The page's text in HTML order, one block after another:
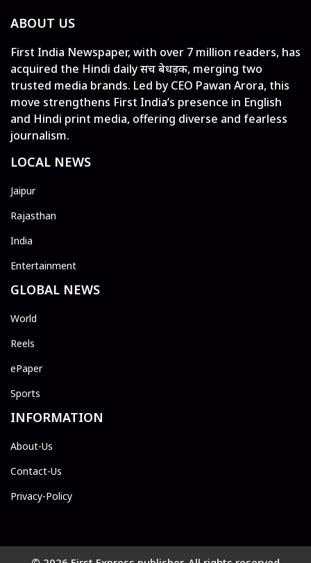
ABOUT US
First India Newspaper, with over 7 million readers, has
acquired the Hindi daily सच बेधड़क, merging two
trusted media brands. Led by CEO Pawan Arora, this
move strengthens First India’s presence in English
and Hindi print media, offering diverse and fearless
journalism.
LOCAL NEWS
Jaipur
Rajasthan
India
Entertainment
GLOBAL NEWS
World
Reels
ePaper
Sports
INFORMATION
About-Us
Contact-Us
Privacy-Policy